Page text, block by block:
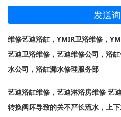
发送
维修艺迪浴缸， YMIR卫浴维修，
艺迪卫浴维修，艺迪维修公司，浴
水公司，浴缸漏水修理服务部
艺迪浴缸维修，艺迪淋浴房维修 艺
转换阀坏导致的关不严长流水，上